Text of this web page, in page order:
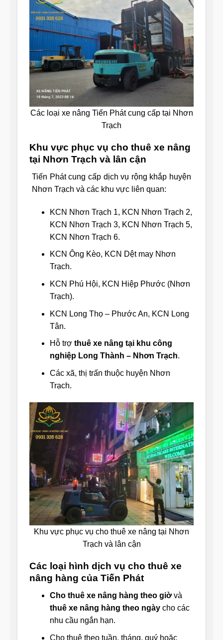
Các loại xe nâng Tiến Phát cung cấp tại Nhơn
Trạch
Khu vực phục vụ cho thuê xe nâng
tại Nhơn Trạch và lân cận
Tiến Phát cung cấp dịch vụ rộng khắp huyện
Nhơn Trạch và các khu vực liên quan:
KCN Nhơn Trạch 1, KCN Nhơn Trạch 2,
KCN Nhơn Trạch 3, KCN Nhơn Trạch 5,
KCN Nhơn Trạch 6.
KCN Ông Kèo, KCN Dệt may Nhơn
Trạch.
KCN Phú Hội, KCN Hiệp Phước (Nhơn
Trạch).
KCN Long Thọ – Phước An, KCN Long
Tân.
Hỗ trợ thuê xe nâng tại khu công
nghiệp Long Thành – Nhơn Trạch.
Các xã, thị trấn thuộc huyện Nhơn
Trạch.
Khu vực phục vụ cho thuê xe nâng tại Nhơn
Trạch và lân cận
Các loại hình dịch vụ cho thuê xe
nâng hàng của Tiến Phát
Cho thuê xe nâng hàng theo giờvà
thuê xe nâng hàng theo ngàycho các
nhu cầu ngắn hạn.
Cho thuê theo tuần, tháng, quý hoặc